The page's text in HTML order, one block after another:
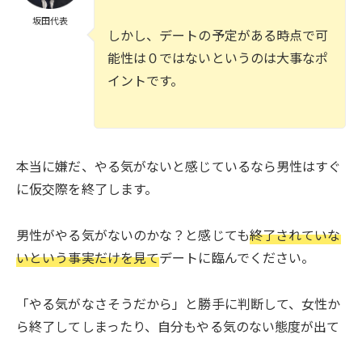
坂田代表
しかし、デートの予定がある時点で可
能性は０ではないというのは大事なポ
イントです。
本当に嫌だ、やる気がないと感じているなら男性はすぐ
に仮交際を終了します。
男性がやる気がないのかな？と感じても終了されていな
いという事実だけを見てデートに臨んでください。
「やる気がなさそうだから」と勝手に判断して、女性か
ら終了してしまったり、自分もやる気のない態度が出て